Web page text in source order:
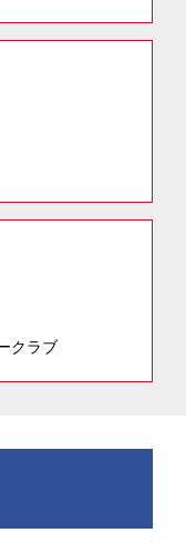
クラブ